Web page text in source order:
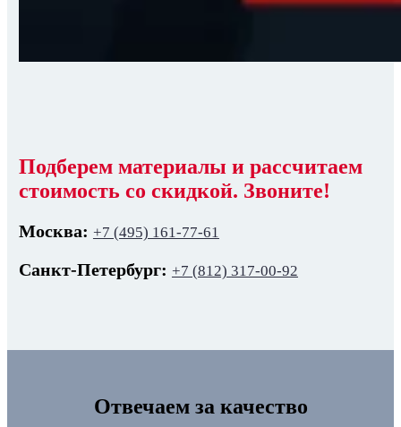
Подберем материалы и рассчитаем
стоимость со скидкой. Звоните!
Москва: +7 (495) 161-77-61
Санкт-Петербург: +7 (812) 317-00-92
Отвечаем за качество